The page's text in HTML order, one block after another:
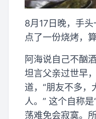
8月17日晚，手
点了一份烧烤，
阿海说自己不酗
坦言父亲过世早
道，“朋友不多，
人。” 这个自称
荡难免会寂寞。